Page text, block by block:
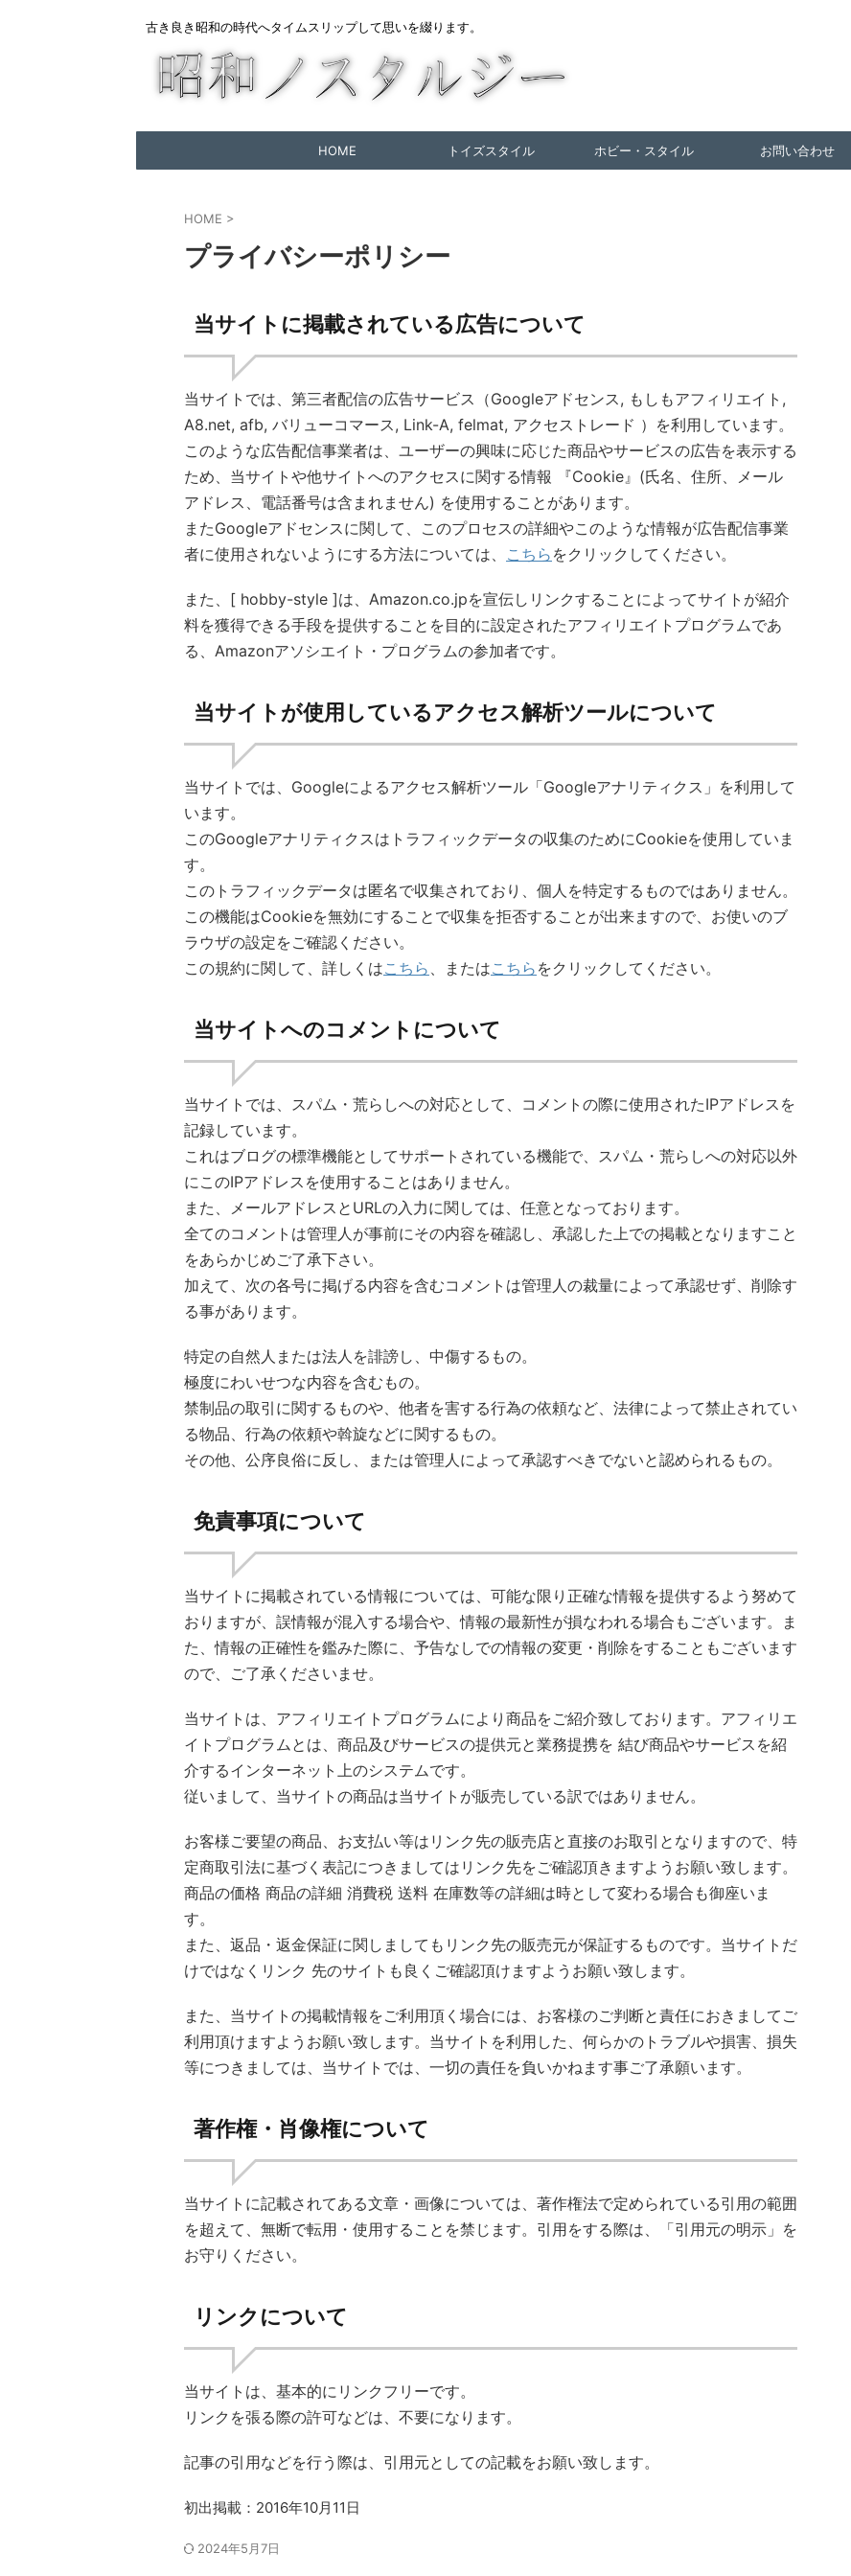
古き良き昭和の時代へタイムスリップして思いを綴ります。
HOME トイズスタイル ホビー・スタイル お問い合わせ
HOME >
プライバシーポリシー
当サイトに掲載されている広告について
当サイトでは、第三者配信の広告サービス（Googleアドセンス, もしもアフィリエイト,
A8.net, afb, バリューコマース, Link-A, felmat, アクセストレード ）を利用しています。
このような広告配信事業者は、ユーザーの興味に応じた商品やサービスの広告を表示する
ため、当サイトや他サイトへのアクセスに関する情報 『Cookie』(氏名、住所、メール
アドレス、電話番号は含まれません) を使用することがあります。
またGoogleアドセンスに関して、このプロセスの詳細やこのような情報が広告配信事業
者に使用されないようにする方法については、 こちら をクリックしてください。
また、[ hobby-style ]は、Amazon.co.jpを宣伝しリンクすることによってサイトが紹介
料を獲得できる手段を提供することを目的に設定されたアフィリエイトプログラムであ
る、Amazonアソシエイト・プログラムの参加者です。
当サイトが使用しているアクセス解析ツールについて
当サイトでは、Googleによるアクセス解析ツール「Googleアナリティクス」を利用して
います。
このGoogleアナリティクスはトラフィックデータの収集のためにCookieを使用していま
す。
このトラフィックデータは匿名で収集されており、個人を特定するものではありません。
この機能はCookieを無効にすることで収集を拒否することが出来ますので、お使いのブ
ラウザの設定をご確認ください。
この規約に関して、詳しくはこちら 、またはこちら をクリックしてください。
当サイトへのコメントについて
当サイトでは、スパム・荒らしへの対応として、コメントの際に使用されたIPアドレスを
記録しています。
これはブログの標準機能としてサポートされている機能で、スパム・荒らしへの対応以外
にこのIPアドレスを使用することはありません。
また、メールアドレスとURLの入力に関しては、任意となっております。
全てのコメントは管理人が事前にその内容を確認し、承認した上での掲載となりますこと
をあらかじめご了承下さい。
加えて、次の各号に掲げる内容を含むコメントは管理人の裁量によって承認せず、削除す
る事があります。
特定の自然人または法人を誹謗し、中傷するもの。
極度にわいせつな内容を含むもの。
禁制品の取引に関するものや、他者を害する行為の依頼など、法律によって禁止されてい
る物品、行為の依頼や斡旋などに関するもの。
その他、公序良俗に反し、または管理人によって承認すべきでないと認められるもの。
免責事項について
当サイトに掲載されている情報については、可能な限り正確な情報を提供するよう努めて
おりますが、誤情報が混入する場合や、情報の最新性が損なわれる場合もございます。ま
た、情報の正確性を鑑みた際に、予告なしでの情報の変更・削除をすることもございます
ので、ご了承くださいませ。
当サイトは、アフィリエイトプログラムにより商品をご紹介致しております。アフィリエ
イトプログラムとは、商品及びサービスの提供元と業務提携を 結び商品やサービスを紹
介するインターネット上のシステムです。
従いまして、当サイトの商品は当サイトが販売している訳ではありません。
お客様ご要望の商品、お支払い等はリンク先の販売店と直接のお取引となりますので、特
定商取引法に基づく表記につきましてはリンク先をご確認頂きますようお願い致します。
商品の価格 商品の詳細 消費税 送料 在庫数等の詳細は時として変わる場合も御座いま
す。
また、返品・返金保証に関しましてもリンク先の販売元が保証するものです。当サイトだ
けではなくリンク 先のサイトも良くご確認頂けますようお願い致します。
また、当サイトの掲載情報をご利用頂く場合には、お客様のご判断と責任におきましてご
利用頂けますようお願い致します。当サイトを利用した、何らかのトラブルや損害、損失
等につきましては、当サイトでは、一切の責任を負いかねます事ご了承願います。
著作権・肖像権について
当サイトに記載されてある文章・画像については、著作権法で定められている引用の範囲
を超えて、無断で転用・使用することを禁じます。引用をする際は、「引用元の明示」を
お守りください。
リンクについて
当サイトは、基本的にリンクフリーです。
リンクを張る際の許可などは、不要になります。
記事の引用などを行う際は、引用元としての記載をお願い致します。
初出掲載：2016年10月11日
2024年5月7日